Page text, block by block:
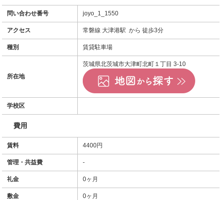
問い合わせ番号 joyo_1_1550
アクセス 常磐線 大津港駅 から 徒歩3分
種別 賃貸駐車場
所在地
茨城県北茨城市大津町北町１丁目 3-10
学校区
費用
賃料 4400円
管理・共益費 -
礼金 0ヶ月
敷金 0ヶ月